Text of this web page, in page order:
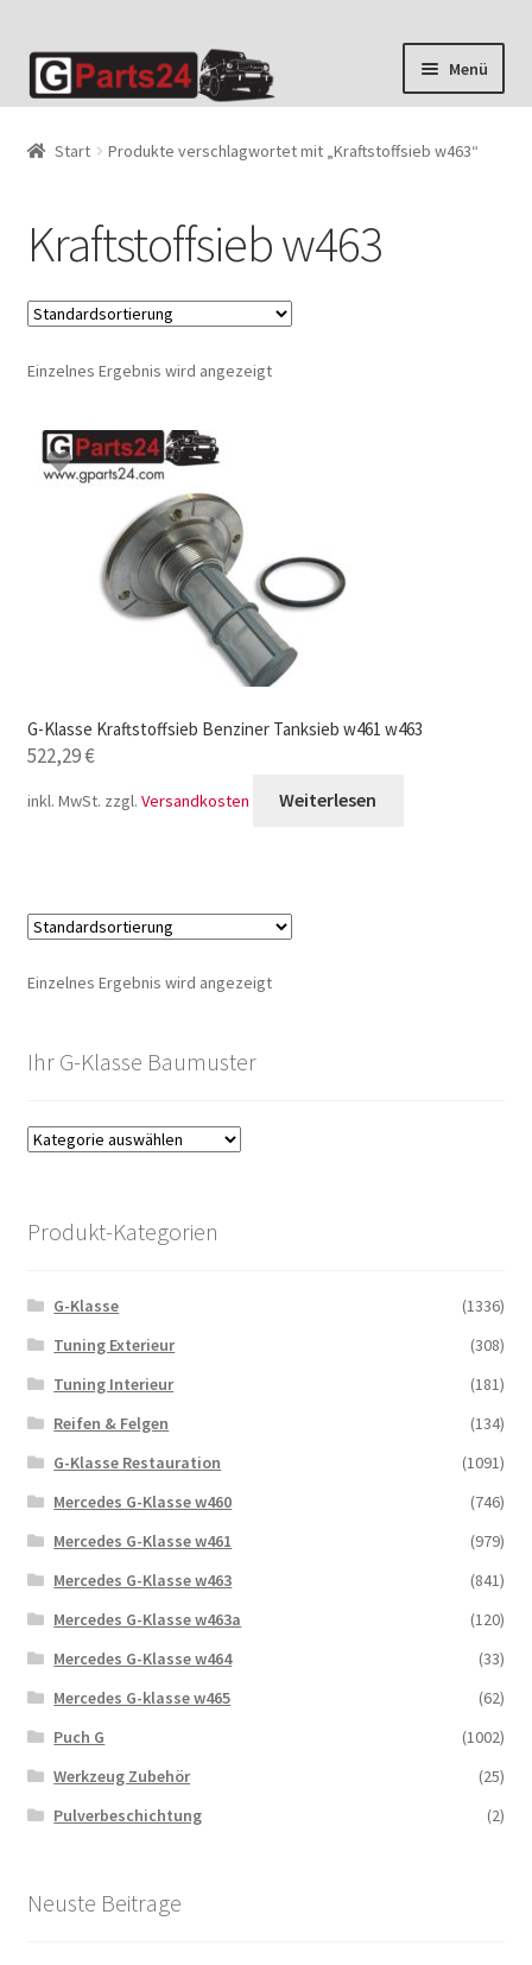
Zur
Navigation
Zum
Inhalt
Menü
Start Produkte verschlagwortet mit „Kraftstoffsieb w463“
Kraftstoffsieb w463
Einzelnes Ergebnis wird angezeigt
G-Klasse Kraftstoffsieb Benziner Tanksieb w461 w463
522,29€
inkl. MwSt. zzgl. Versandkosten Weiterlesen
Einzelnes Ergebnis wird angezeigt
Ihr G-Klasse Baumuster
Produkt-Kategorien
G-Klasse
(1336)
Tuning Exterieur
(308)
Tuning Interieur
(181)
Reifen & Felgen
(134)
G-Klasse Restauration
(1091)
Mercedes G-Klasse w460
(746)
Mercedes G-Klasse w461
(979)
Mercedes G-Klasse w463
(841)
Mercedes G-Klasse w463a
(120)
Mercedes G-Klasse w464
(33)
Mercedes G-klasse w465
(62)
Puch G
(1002)
Werkzeug Zubehör
(25)
Pulverbeschichtung
(2)
Neuste Beitrage